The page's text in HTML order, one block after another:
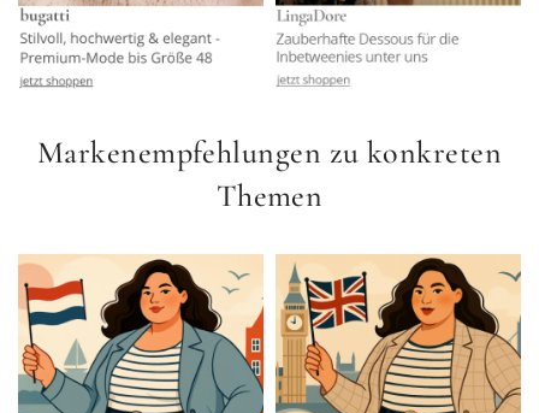
Markenempfehlungen zu konkreten
Themen